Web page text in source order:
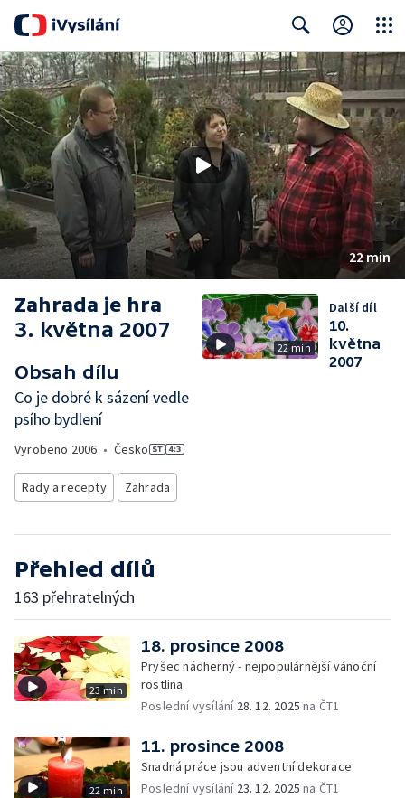
Search Close
22 min
Zahrada je hra
3. května 2007
Obsah dílu
Co je dobré k sázení vedle
psího bydlení
Vyrobeno 2006 • Česko
Rady a recepty Zahrada
22 min
Další díl
10.
května
2007
Přehled dílů
163 přehratelných
23 min
18. prosince 2008
Pryšec nádherný - nejpopulárnější vánoční
rostlina
Poslední vysílání 28. 12. 2025 na ČT1
22 min
11. prosince 2008
Snadná práce jsou adventní dekorace
Poslední vysílání 23. 12. 2025 na ČT1